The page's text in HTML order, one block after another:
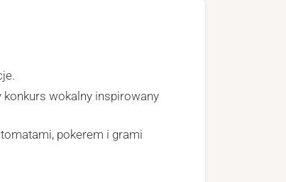
konkurs wokalny inspirowany
pokerem i grami